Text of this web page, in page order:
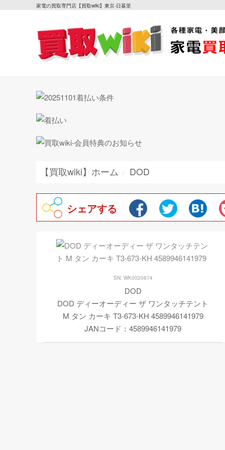
家電の買取専門店【買取wiki】東京-日暮里
【買取wiki】ホーム DOD
シェアする
SN: WK0020874
DOD
DOD ディーオーディー ザ ワンタッチテント
M タン カーキ T3-673-KH 4589946141979
JANコード：4589946141979